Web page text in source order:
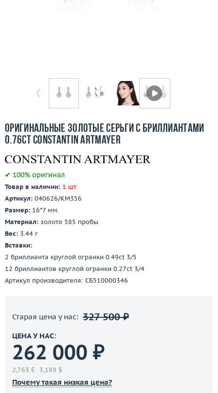
Контакты
Заказать звонок
Оригинальные золотые серьги с бриллиантами
0.76ct Constantin Artmayer
✔ 100% оригинал
Товар в наличии: 1 шт.
Артикул: 040626/КМ356
Размер: 16*7 мм.
Материал: золото 585 пробы
Вес: 3.44 г
Вставки:
2 бриллианта круглой огранки 0.49ct 3/5
12 бриллиантов круглой огранки 0.27ct 3/4
Артикул производителя: СБ510000346
Старая цена у нас: 327 500 ₽
ЦЕНА У НАС:
262 000 ₽
2,763 € 3,189 $
Почему такая низкая цена?